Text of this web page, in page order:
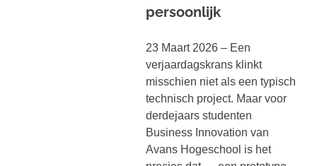
persoonlijk
23 Maart 2026 – Een
verjaardagskrans klinkt
misschien niet als een typisch
technisch project. Maar voor
derdejaars studenten
Business Innovation van
Avans Hogeschool is het